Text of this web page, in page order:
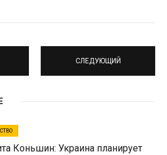
СЛЕДУЮЩИЙ
Коньшин: Украина планирует